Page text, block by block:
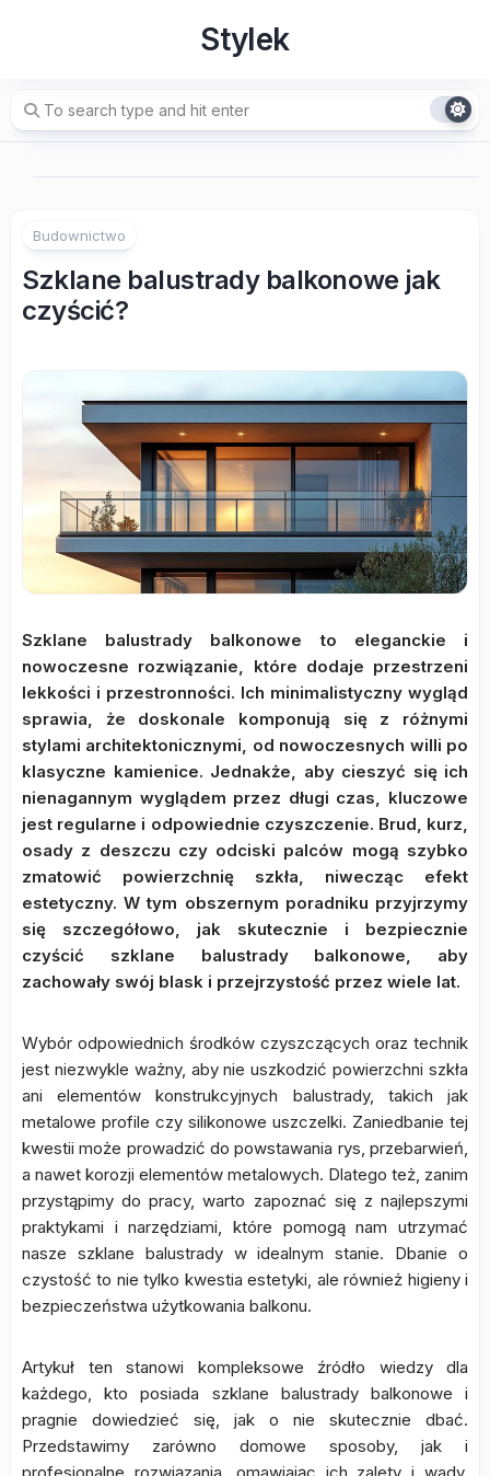
Stylek
Budownictwo
Szklane balustrady balkonowe jak
czyścić?
Szklane balustrady balkonowe to eleganckie i
nowoczesne rozwiązanie, które dodaje przestrzeni
lekkości i przestronności. Ich minimalistyczny wygląd
sprawia, że doskonale komponują się z różnymi
stylami architektonicznymi, od nowoczesnych willi po
klasyczne kamienice. Jednakże, aby cieszyć się ich
nienagannym wyglądem przez długi czas, kluczowe
jest regularne i odpowiednie czyszczenie. Brud, kurz,
osady z deszczu czy odciski palców mogą szybko
zmatowić powierzchnię szkła, niwecząc efekt
estetyczny. W tym obszernym poradniku przyjrzymy
się szczegółowo, jak skutecznie i bezpiecznie
czyścić szklane balustrady balkonowe, aby
zachowały swój blask i przejrzystość przez wiele lat.
Wybór odpowiednich środków czyszczących oraz technik
jest niezwykle ważny, aby nie uszkodzić powierzchni szkła
ani elementów konstrukcyjnych balustrady, takich jak
metalowe profile czy silikonowe uszczelki. Zaniedbanie tej
kwestii może prowadzić do powstawania rys, przebarwień,
a nawet korozji elementów metalowych. Dlatego też, zanim
przystąpimy do pracy, warto zapoznać się z najlepszymi
praktykami i narzędziami, które pomogą nam utrzymać
nasze szklane balustrady w idealnym stanie. Dbanie o
czystość to nie tylko kwestia estetyki, ale również higieny i
bezpieczeństwa użytkowania balkonu.
Artykuł ten stanowi kompleksowe źródło wiedzy dla
każdego, kto posiada szklane balustrady balkonowe i
pragnie dowiedzieć się, jak o nie skutecznie dbać.
Przedstawimy zarówno domowe sposoby, jak i